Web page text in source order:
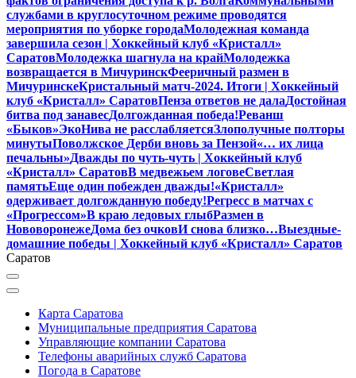
службами в круглосуточном режиме проводятся
мероприятия по уборке городаМолодежная команда
завершила сезон | Хоккейный клуб «Кристалл»
СаратовМолодежка шагнула на крайМолодежка
возвращается в МичуринскФееричный размен в
МичуринскеКристальный матч-2024. Итоги | Хоккейный
клуб «Кристалл» СаратовПенза ответов не далаДостойная
битва под занавесДолгожданная победа!Реванш
«Быков»ЭкоНива не расслабляетсяЗлополучные полторы
минутыПоволжское Дерби вновь за Пензой«… их лица
печальны»Дважды по чуть-чуть | Хоккейный клуб
«Кристалл» СаратовВ медвежьем логовеСветлая
памятьЕще один побежден дважды!«Кристалл»
одерживает долгожданную победу!Регресс в матчах с
«Прогрессом»В краю ледовых глыбРазмен в
НововоронежеДома без очковИ снова близко…Выездные-
домашние победы | Хоккейный клуб «Кристалл» Саратов
Саратов
Карта Саратова
Муниципальные предприятия Саратова
Управляющие компании Саратова
Телефоны аварийных служб Саратова
Погода в Саратове